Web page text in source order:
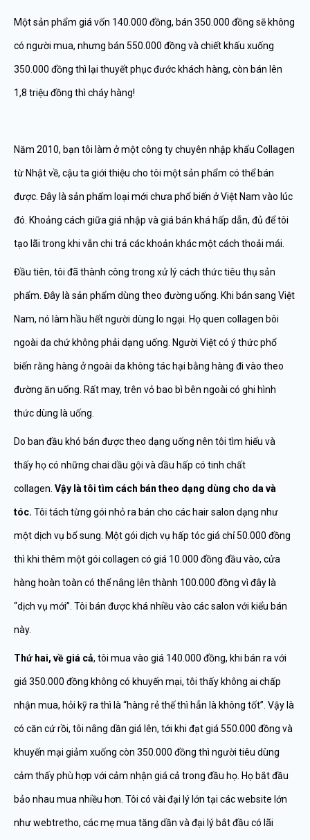
Một sản phẩm giá vốn 140.000 đồng, bán 350.000 đồng sẽ không
có người mua, nhưng bán 550.000 đồng và chiết khấu xuống
350.000 đồng thì lại thuyết phục đước khách hàng, còn bán lên
1,8 triệu đồng thì cháy hàng!
Năm 2010, bạn tôi làm ở một công ty chuyên nhập khẩu Collagen
từ Nhật về, cậu ta giới thiệu cho tôi một sản phẩm có thể bán
được. Đây là sản phẩm loại mới chưa phổ biến ở Việt Nam vào lúc
đó. Khoảng cách giữa giá nhập và giá bán khá hấp dẫn, đủ để tôi
tạo lãi trong khi vẫn chi trả các khoản khác một cách thoải mái.
Đầu tiên, tôi đã thành công trong xử lý cách thức tiêu thụ sản
phẩm. Đây là sản phẩm dùng theo đường uống. Khi bán sang Việt
Nam, nó làm hầu hết người dùng lo ngại. Họ quen collagen bôi
ngoài da chứ không phải dạng uống. Người Việt có ý thức phổ
biến rằng hàng ở ngoài da không tác hại bằng hàng đi vào theo
đường ăn uống. Rất may, trên vỏ bao bì bên ngoài có ghi hình
thức dùng là uống.
Do ban đầu khó bán được theo dạng uống nên tôi tìm hiểu và
thấy họ có những chai dầu gội và dầu hấp có tinh chất
collagen. Vậy là tôi tìm cách bán theo dạng dùng cho da và
tóc. Tôi tách từng gói nhỏ ra bán cho các hair salon dạng như
một dịch vụ bổ sung. Một gói dịch vụ hấp tóc giá chỉ 50.000 đồng
thì khi thêm một gói collagen có giá 10.000 đồng đầu vào, cửa
hàng hoàn toàn có thể nâng lên thành 100.000 đồng vì đây là
“dịch vụ mới”. Tôi bán được khá nhiều vào các salon với kiểu bán
này.
Thứ hai, về giá cả, tôi mua vào giá 140.000 đồng, khi bán ra với
giá 350.000 đồng không có khuyến mại, tôi thấy không ai chấp
nhận mua, hỏi kỹ ra thì là “hàng rẻ thế thì hẳn là không tốt”. Vậy là
có căn cứ rồi, tôi nâng dần giá lên, tới khi đạt giá 550.000 đồng và
khuyến mại giảm xuống còn 350.000 đồng thì người tiêu dùng
cảm thấy phù hợp với cảm nhận giá cả trong đầu họ. Họ bắt đầu
bảo nhau mua nhiều hơn. Tôi có vài đại lý lớn tại các website lớn
như webtretho, các mẹ mua tăng dần và đại lý bắt đầu có lãi